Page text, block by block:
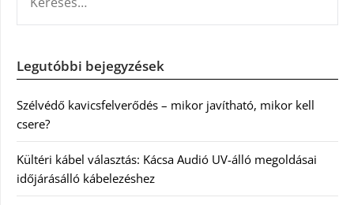
Legutóbbi bejegyzések
Szélvédő kavicsfelverődés – mikor javítható, mikor kell
csere?
Kültéri kábel választás: Kácsa Audió UV-álló megoldásai
időjárásálló kábelezéshez